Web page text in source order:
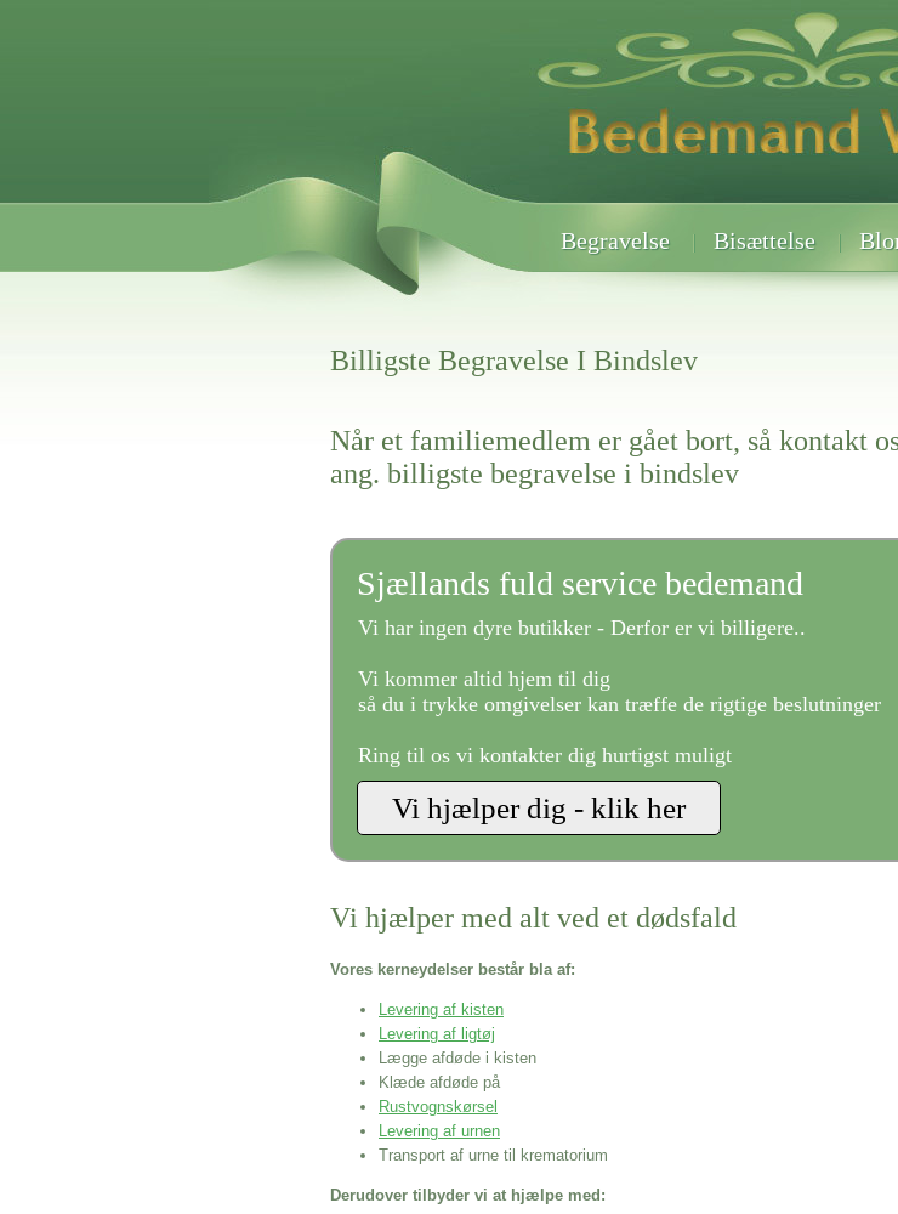
Begravelse Bisættelse
Billigste Begravelse I Bindslev
Når et familiemedlem er gået bort, så kontakt
ang. billigste begravelse i bindslev
Sjællands fuld service bedemand
Vi har ingen dyre butikker - Derfor er vi billigere..
Vi kommer altid hjem til dig
så du i trykke omgivelser kan træffe de rigtige beslutninger
Ring til os vi kontakter dig hurtigst muligt
Vi hjælper med alt ved et dødsfald
Vores kerneydelser består bla af:
Levering af kisten
Levering af ligtøj
Lægge afdøde i kisten
Klæde afdøde på
Rustvognskørsel
Levering af urnen
Transport af urne til krematorium
Derudover tilbyder vi at hjælpe med: